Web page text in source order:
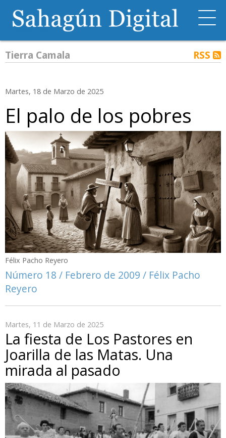
Tierra Camala RSS
Martes, 18 de Marzo de 2025
El palo de los pobres
Félix Pacho Reyero
Número 18 / Febrero de 2009 / Félix Pacho
Reyero
Martes, 11 de Marzo de 2025
La fiesta de Los Pastores en
Joarilla de las Matas. Una
mirada al pasado